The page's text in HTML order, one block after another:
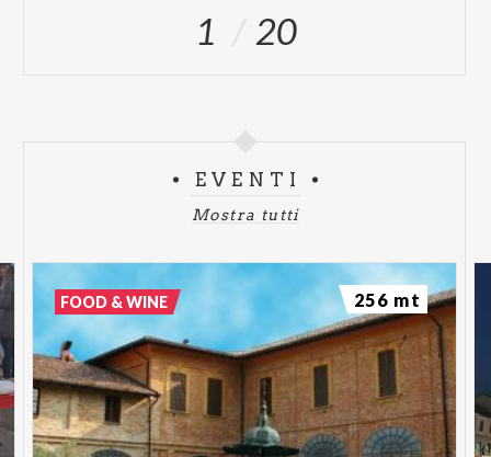
1 20
EVENTI
Mostra tutti
FOOD & WINE 256 mt